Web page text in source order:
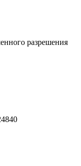
разрешения